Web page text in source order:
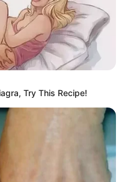
Try This Recipe!